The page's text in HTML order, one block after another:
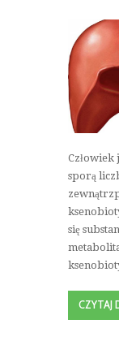
Człowiek
sporą
się
CZYTAJ